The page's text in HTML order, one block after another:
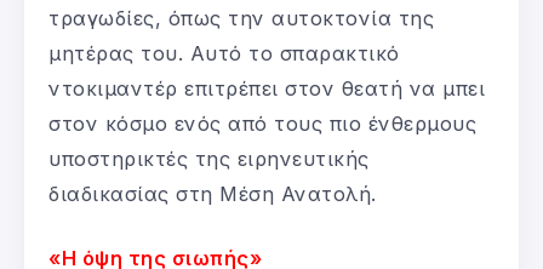
τραγωδίες, όπως την αυτοκτονία της
μητέρας του. Αυτό το σπαρακτικό
ντοκιμαντέρ επιτρέπει στον θεατή να μπει
στον κόσμο ενός από τους πιο ένθερμους
υποστηρικτές της ειρηνευτικής
διαδικασίας στη Μέση Ανατολή.
«Η όψη της σιωπής»